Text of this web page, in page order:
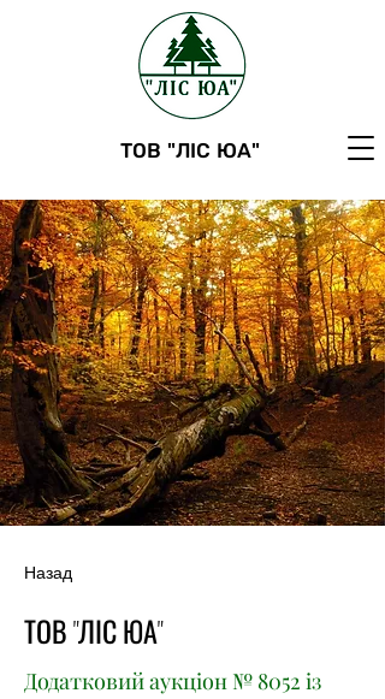
ТОВ "ЛІС ЮА"
Назад
ТОВ "ЛІС ЮА"
Додатковий аукціон № 8052 із